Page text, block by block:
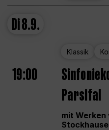
Di8.9.
Klassik
19:00
Parsifal
mit Werken